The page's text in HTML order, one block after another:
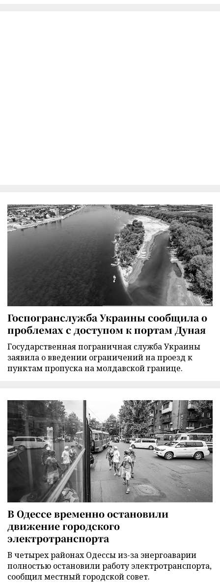
Госпогранслужба Украины сообщила о
проблемах с доступом к портам Дуная
Государственная пограничная служба Украины
заявила о введении ограничений на проезд к
пунктам пропуска на молдавской границе.
В Одессе временно остановили
движение городского
электротранспорта
В четырех районах Одессы из-за энергоаварии
полностью остановили работу электротранспорта,
сообщил местный городской совет.